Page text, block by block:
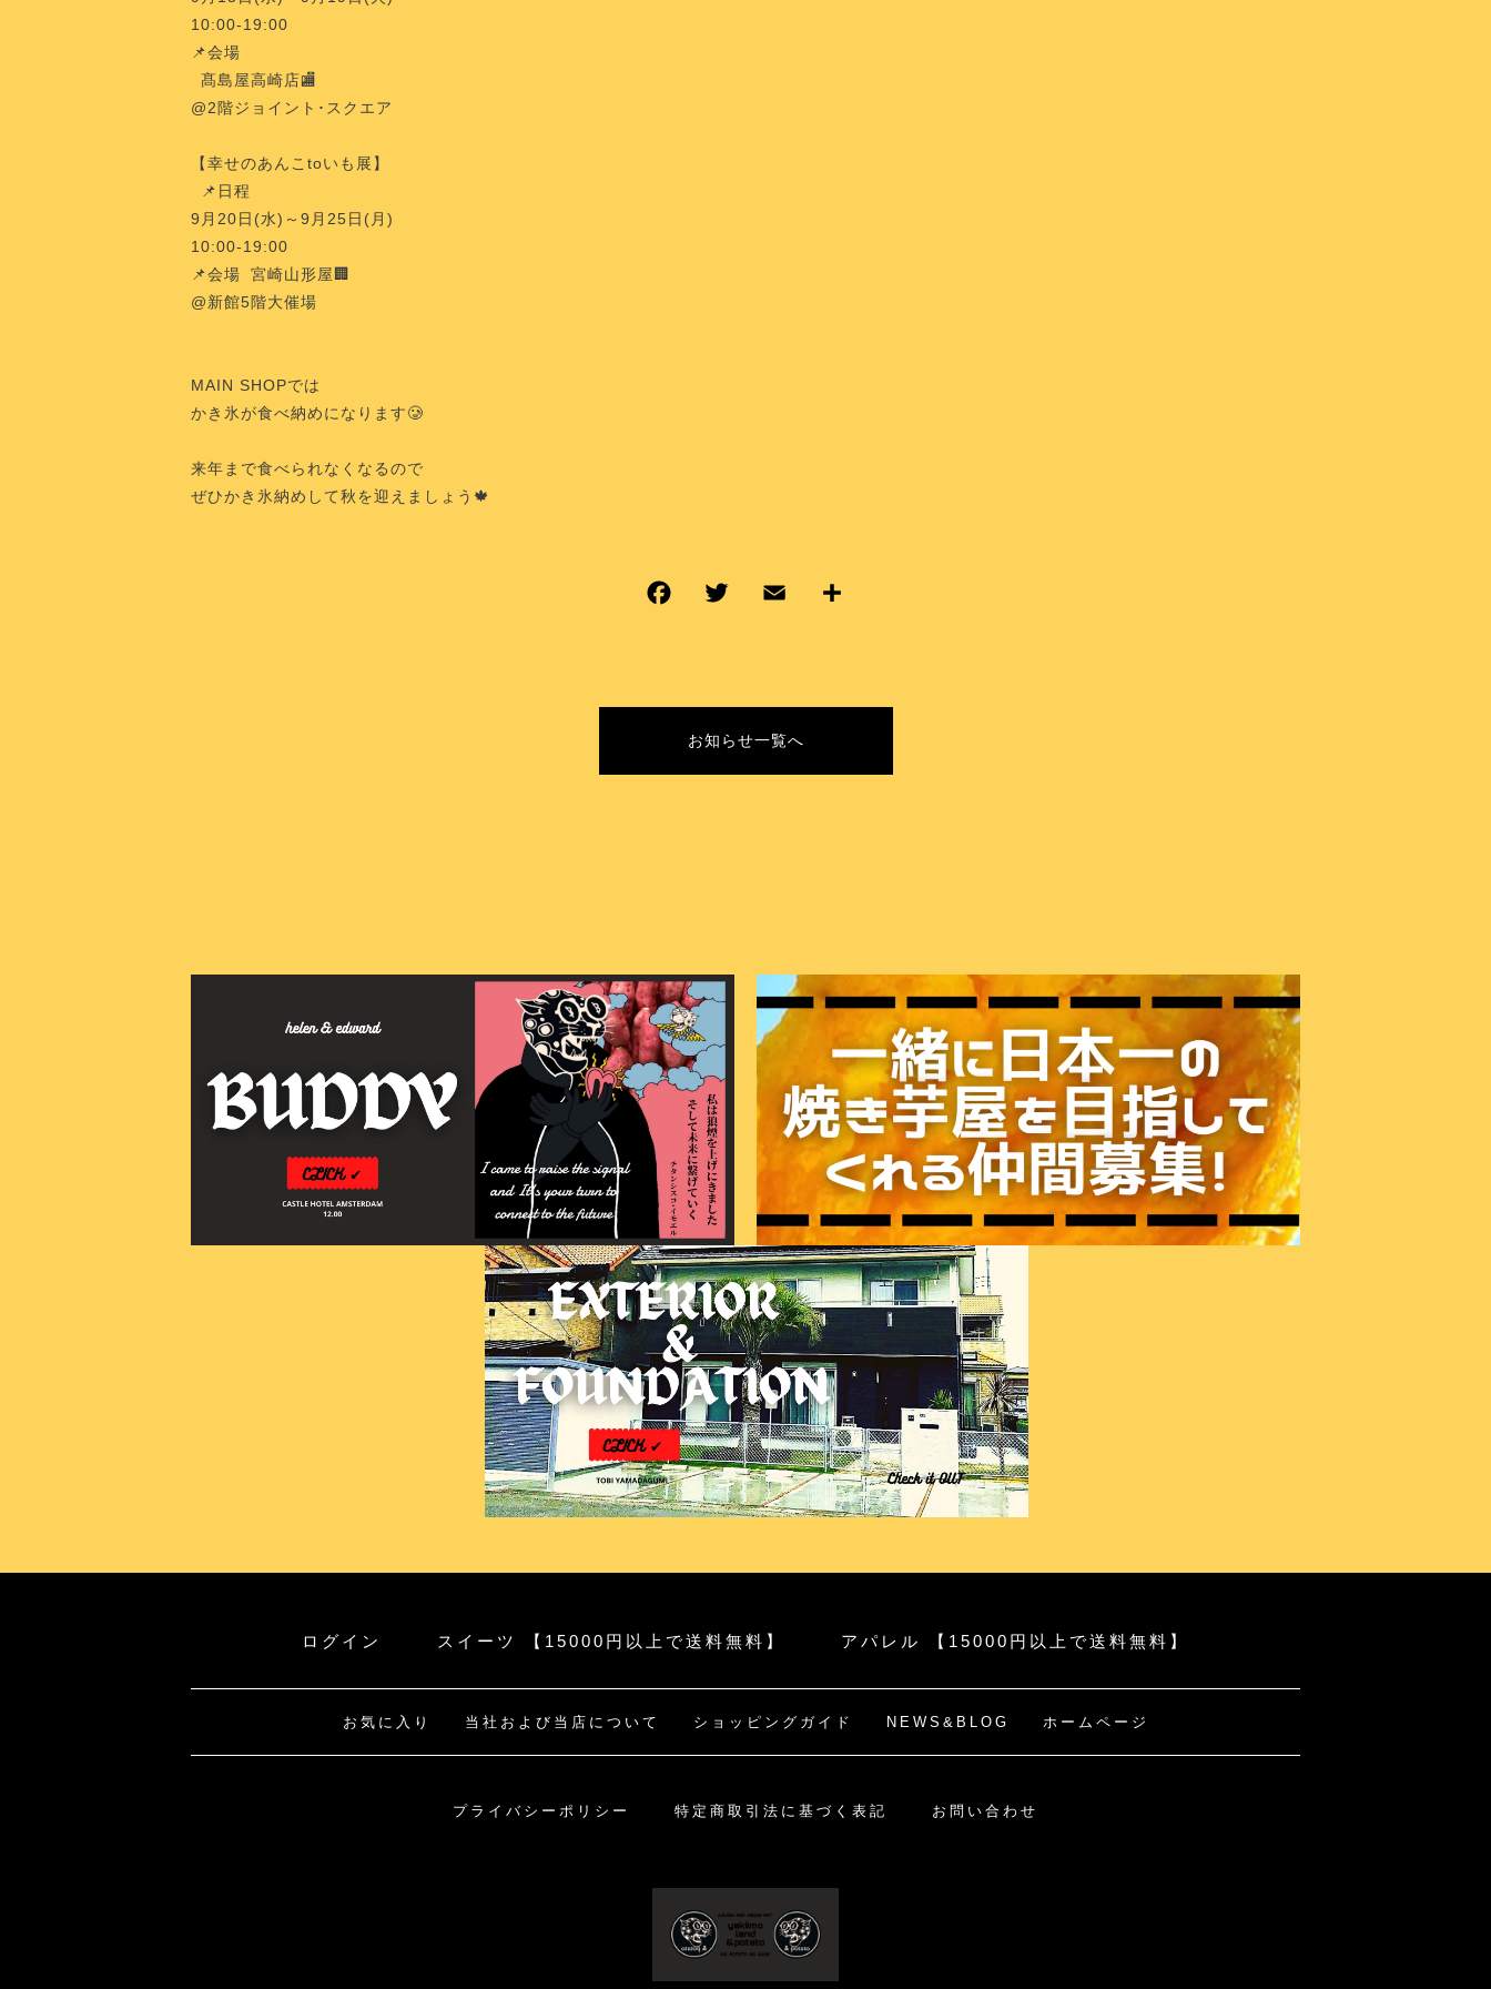
10:00-19:00
📌会場
髙島屋高崎店🏬
@2階ジョイント･スクエア
【幸せのあんこtoいも展】
📌日程
9月20日(水)～9月25日(月)
10:00-19:00
📌会場 宮崎山形屋🏢
@新館5階大催場
MAIN SHOPでは
かき氷が食べ納めになります🥲
来年まで食べられなくなるので
ぜひかき氷納めして秋を迎えましょう🍁
お知らせ一覧へ
ログイン スイーツ 【15000円以上で送料無料】 アパレル 【15000円以上で送料無料】
お気に入り 当社および当店について ショッピングガイド NEWS&BLOG ホームページ
プライバシーポリシー 特定商取引法に基づく表記 お問い合わせ